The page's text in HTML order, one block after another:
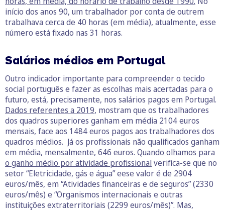
início dos anos 90, um trabalhador por conta de outrem
trabalhava cerca de 40 horas (em média), atualmente, esse
número está fixado nas 31 horas.
Salários médios em Portugal
Outro indicador importante para compreender o tecido
social português e fazer as escolhas mais acertadas para o
futuro, está, precisamente, nos salários pagos em Portugal.
Dados referentes a 2019, mostram que os trabalhadores
dos quadros superiores ganham em média 2104 euros
mensais, face aos 1484 euros pagos aos trabalhadores dos
quadros médios. Já os profissionais não qualificados ganham
em média, mensalmente, 646 euros. Quando olhamos para
o ganho médio por atividade profissional verifica-se que no
setor “Eletricidade, gás e água” eese valor é de 2904
euros/mês, em “Atividades financeiras e de seguros” (2330
euros/mês) e “Organismos internacionais e outras
instituições extraterritoriais (2299 euros/mês)”. Mas,